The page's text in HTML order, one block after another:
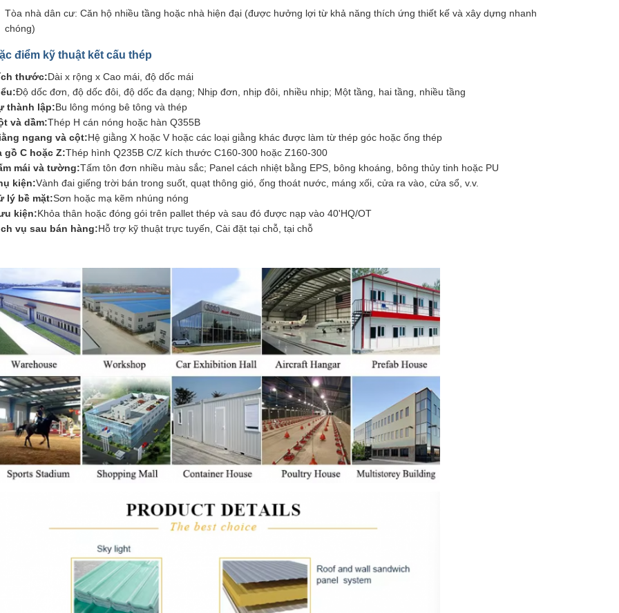
Tòa nhà dân cư: Căn hộ nhiều tầng hoặc nhà hiện đại (được hưởng lợi từ khả năng thích ứng thiết kế và xây dựng nhanh
chóng)
điểm kỹ thuật kết cấu thép
thước:Dài x rộng x Cao mái, độ dốc mái
Độ dốc đơn, độ dốc đôi, độ dốc đa dạng; Nhịp đơn, nhịp đôi, nhiều nhịp; Một tầng, hai tầng, nhiều tầng
thành lập:Bu lông móng bê tông và thép
và dầm:Thép H cán nóng hoặc hàn Q355B
ngang và cột:Hệ giằng X hoặc V hoặc các loại giằng khác được làm từ thép góc hoặc ống thép
gồ C hoặc Z:Thép hình Q235B C/Z kích thước C160-300 hoặc Z160-300
mái và tường:Tấm tôn đơn nhiều màu sắc; Panel cách nhiệt bằng EPS, bông khoáng, bông thủy tinh hoặc PU
kiện:Vành đai giếng trời bán trong suốt, quạt thông gió, ống thoát nước, máng xối, cửa ra vào, cửa sổ, v.v.
lý bề mặt:Sơn hoặc mạ kẽm nhúng nóng
kiện:Khỏa thân hoặc đóng gói trên pallet thép và sau đó được nạp vào 40'HQ/OT
vụ sau bán hàng:Hỗ trợ kỹ thuật trực tuyến, Cài đặt tại chỗ, tại chỗ